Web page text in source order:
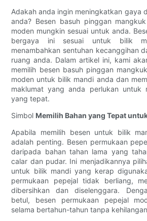
Adakah anda ingin meningkatkan gaya
anda? Besen basuh pinggan
moden mungkin sesuai untuk anda.
bergaya ini sesuai untuk bilik
menambahkan sentuhan kecanggihan
ruang anda. Dalam artikel ini, kami
memilih besen basuh pinggan
moden untuk bilik mandi anda dan
maklumat yang anda perlukan untuk
yang tepat.
Simbol Memilih Bahan yang Tepat
Apabila memilih besen untuk bilik
adalah penting. Besen permukaan
daripada bahan tahan lama yang
calar dan pudar. Ini menjadikannya
untuk bilik mandi yang kerap
permukaan pepejal tidak berliang,
dibersihkan dan diselenggara.
betul, besen permukaan pepejal
selama bertahun-tahun tanpa